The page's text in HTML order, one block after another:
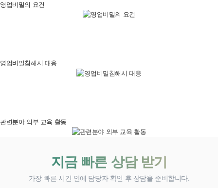
영업비밀의 요건
영업비밀침해시 대응
관련분야 외부 교육 활동
지금 빠른 상담 받기
가장 빠른 시간 안에 담당자 확인 후 상담을 준비합니다.